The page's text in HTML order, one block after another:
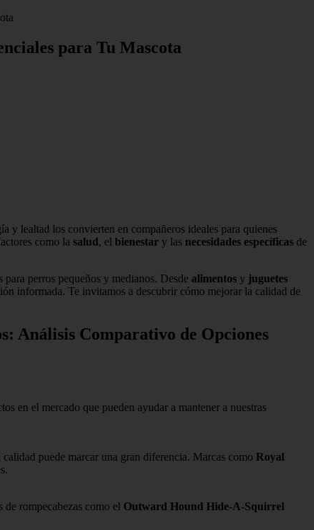
para Tu Mascota
y lealtad los convierten en compañeros ideales para quienes
como la salud, el bienestar y las necesidades específicas de
perros pequeños y medianos. Desde alimentos y juguetes
informada. Te invitamos a descubrir cómo mejorar la calidad de
Análisis Comparativo de Opciones
en el mercado que pueden ayudar a mantener a nuestras
puede marcar una gran diferencia. Marcas como Royal
de rompecabezas como el Outward Hound Hide-A-Squirrel